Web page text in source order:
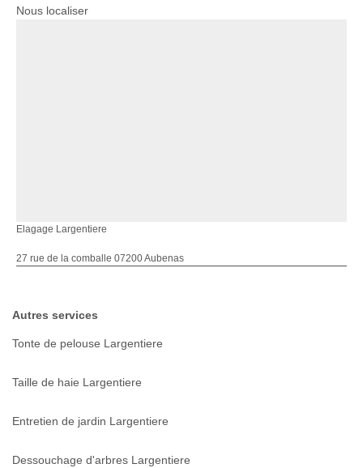
Nous localiser
Elagage Largentiere
27 rue de la comballe 07200 Aubenas
Autres services
Tonte de pelouse Largentiere
Taille de haie Largentiere
Entretien de jardin Largentiere
Dessouchage d'arbres Largentiere